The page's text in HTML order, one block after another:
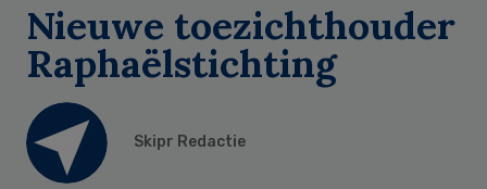
Nieuwe toezichthouder
Raphaëlstichting
Skipr Redactie